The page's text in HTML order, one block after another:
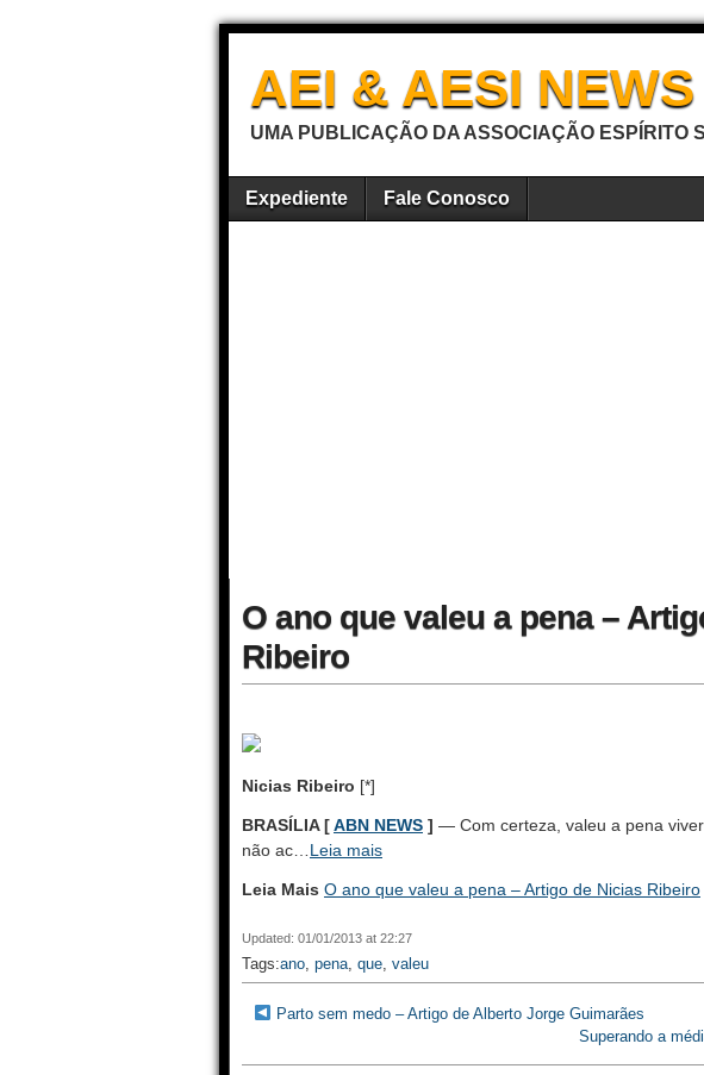
AEI & AESI NEWS
UMA PUBLICAÇÃO DA ASSOCIAÇÃO ESPÍRITO
Expediente Fale Conosco
O ano que valeu a pena –
Ribeiro
Nicias Ribeiro [*]
BRASÍLIA [ABN NEWS ] — Com certeza, valeu a pena
não ac… Leia mais
Leia Mais O ano que valeu a pena – Artigo de Nicias Ribeiro
Updated: 01/01/2013 at 22:27
Tags:ano, pena, que, valeu
Parto sem medo – Artigo de Alberto Jorge Guimarães
Superando a